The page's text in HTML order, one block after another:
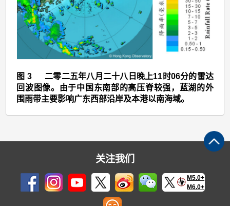
(2514)
图 3 二零二五年八月二十八日晚上11时06分的雷达
回波图像。由于中国东南部的高压脊较强，蓝湖的外
围雨带主要影响广东西部沿岸及本港以南海域。
关注我们
M5.0+
M6.0+